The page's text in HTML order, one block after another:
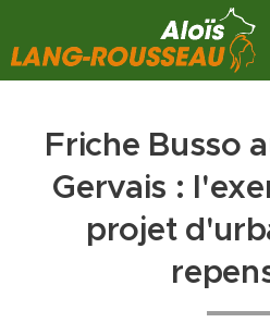
Friche Busso
Gervais :
projet